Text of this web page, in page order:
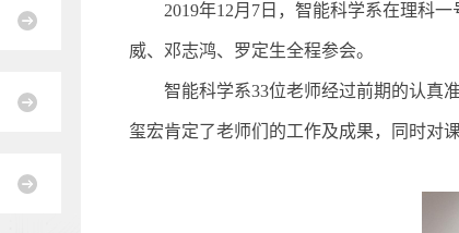
2019年12月 7 日，智能科学系在理科一
威、邓志鸿、罗定生全程参会。
智能科学系33位老师经过前期的认真
玺宏肯定了老师们的工作及成果，同时对